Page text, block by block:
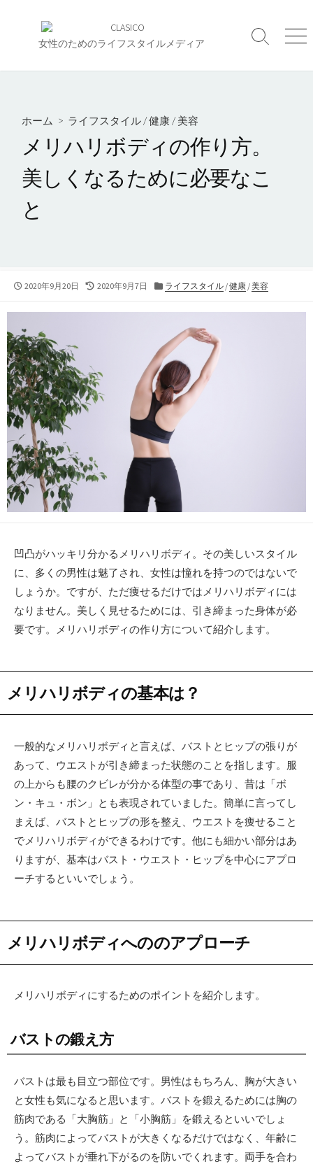
女性のためのライフスタイルメディア
検
切
メ
ュ
ホーム > ライフスタイル /健康 /美容
メリハリボディの作り方。
美しくなるために必要なこ
と
公
日
2020年9月20日
最
更
2020年9月7日
カ
ゴ
ー
ライフスタイル /健康 /美容
凹凸がハッキリ分かるメリハリボディ。その美しいスタイル
に、多くの男性は魅了され、女性は憧れを持つのではないで
しょうか。ですが、ただ痩せるだけではメリハリボディには
なりません。美しく見せるためには、引き締まった身体が必
要です。メリハリボディの作り方について紹介します。
メリハリボディの基本は？
一般的なメリハリボディと言えば、バストとヒップの張りが
あって、ウエストが引き締まった状態のことを指します。服
の上からも腰のクビレが分かる体型の事であり、昔は「ボ
ン・キュ・ボン」とも表現されていました。簡単に言ってし
まえば、バストとヒップの形を整え、ウエストを痩せること
でメリハリボディができるわけです。他にも細かい部分はあ
りますが、基本はバスト・ウエスト・ヒップを中心にアプロ
ーチするといいでしょう。
メリハリボディへののアプローチ
メリハリボディにするためのポイントを紹介します。
バストの鍛え方
バストは最も目立つ部位です。男性はもちろん、胸が大きい
と女性も気になると思います。バストを鍛えるためには胸の
筋肉である「大胸筋」と「小胸筋」を鍛えるといいでしょ
う。筋肉によってバストが大きくなるだけではなく、年齢に
よってバストが垂れ下がるのを防いでくれます。両手を合わ